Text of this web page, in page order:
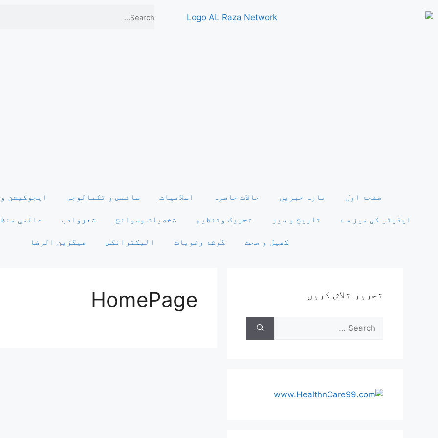
صفحۂ اول تازہ خبریں حالات حاضرہ اسلامیات سائنس و ٹکنالوجی ایجوکیشن
ایڈیٹر کی میز سے تاریخ و سیر تحریک وتنظیم شخصیات وسوانح شعروادب عالمی
کھیل و صحت گوشۂ رضویات الیکٹرانکس میگزین الرضا
HomePage تحریر تلاش کریں